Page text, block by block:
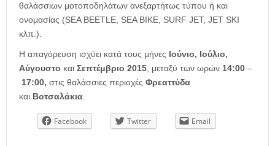
θαλάσσιων μοτοποδηλάτων ανεξαρτήτως τύπου ή και
ονομασίας (SEA BEETLE, SEA BIKE, SURF JET, JET SKI
κλπ.).
Η απαγόρευση ισχύει κατά τους μήνες Ιούνιο, Ιούλιο,
Αύγουστο και Σεπτέμβριο 2015, μεταξύ των ωρών 14:00 –
17:00, στις θαλάσσιες περιοχές Φρεαττύδα
και Βοτσαλάκια.
Facebook Twitter Email